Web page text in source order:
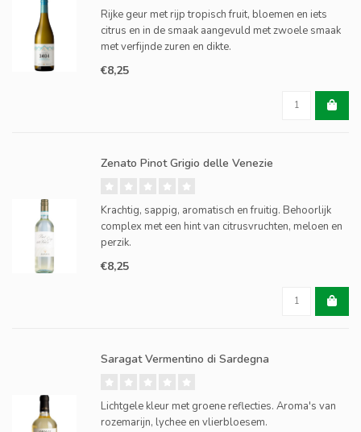
Rijke geur met rijp tropisch fruit, bloemen en iets
citrus en in de smaak aangevuld met zwoele smaak
met verfijnde zuren en dikte.
€8,25
Zenato Pinot Grigio delle Venezie
Krachtig, sappig, aromatisch en fruitig. Behoorlijk
complex met een hint van citrusvruchten, meloen en
perzik.
€8,25
Saragat Vermentino di Sardegna
Lichtgele kleur met groene reflecties. Aroma's van
rozemarijn, lychee en vlierbloesem.